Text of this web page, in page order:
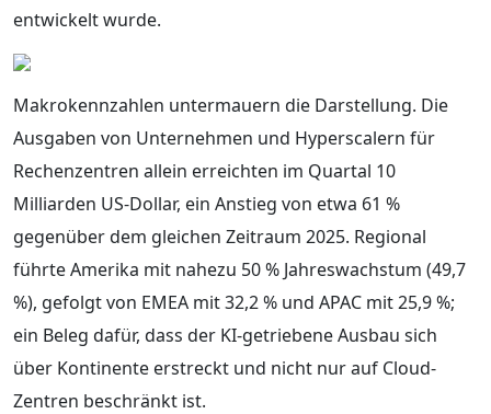
entwickelt wurde.
Makrokennzahlen untermauern die Darstellung. Die
Ausgaben von Unternehmen und Hyperscalern für
Rechenzentren allein erreichten im Quartal 10
Milliarden US-Dollar, ein Anstieg von etwa 61 %
gegenüber dem gleichen Zeitraum 2025. Regional
führte Amerika mit nahezu 50 % Jahreswachstum (49,7
%), gefolgt von EMEA mit 32,2 % und APAC mit 25,9 %;
ein Beleg dafür, dass der KI-getriebene Ausbau sich
über Kontinente erstreckt und nicht nur auf Cloud-
Zentren beschränkt ist.